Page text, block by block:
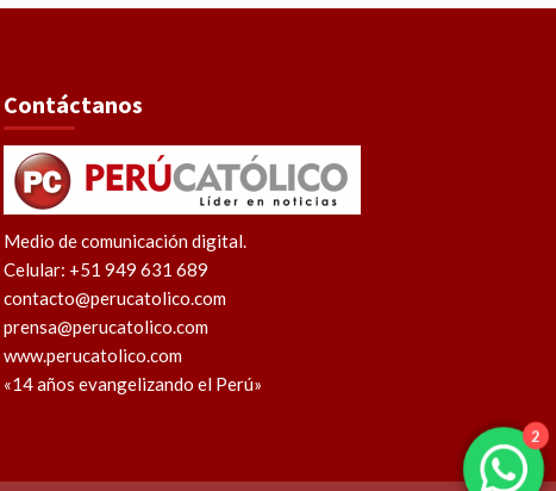
Contáctanos
Medio de comunicación digital.
Celular: +51 949 631 689
contacto@perucatolico.com
prensa@perucatolico.com
www.perucatolico.com
«14 años evangelizando el Perú»
2